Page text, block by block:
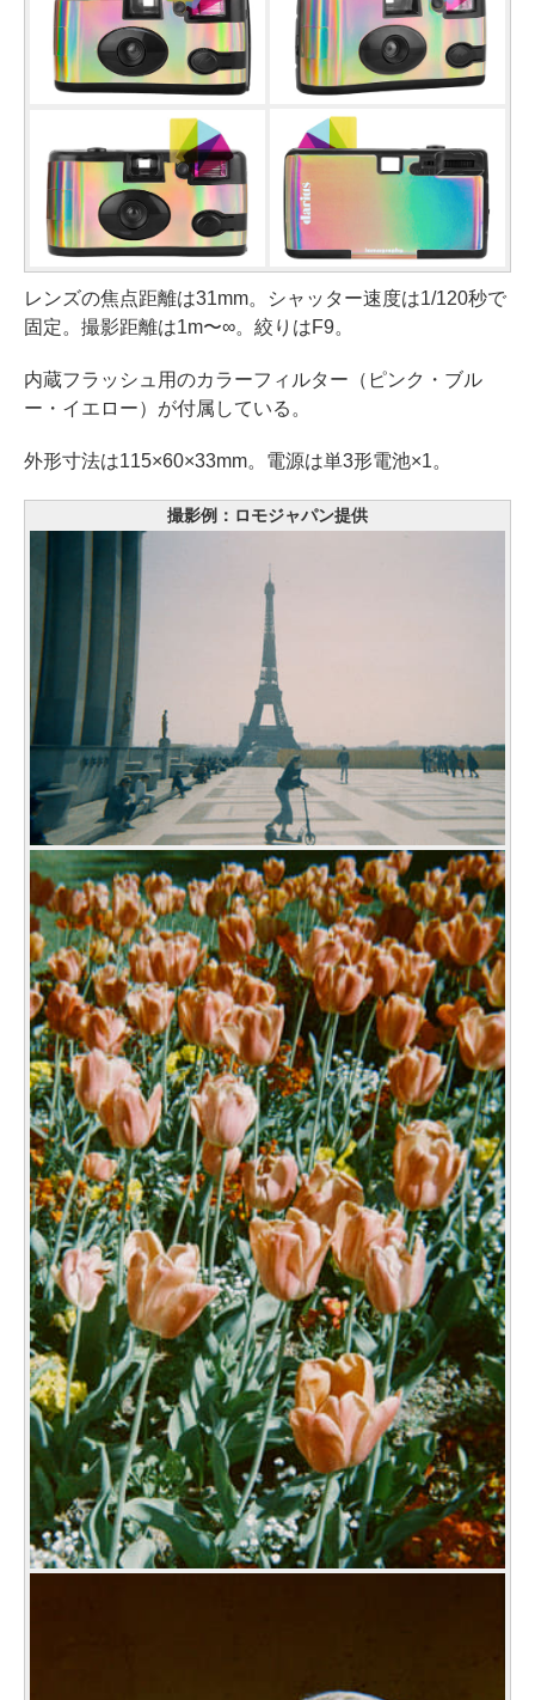
レンズの焦点距離は31mm。シャッター速度は1/120秒で
固定。撮影距離は1m〜∞。絞りはF9。
内蔵フラッシュ用のカラーフィルター（ピンク・ブル
ー・イエロー）が付属している。
外形寸法は115×60×33mm。電源は単3形電池×1。
撮影例：ロモジャパン提供